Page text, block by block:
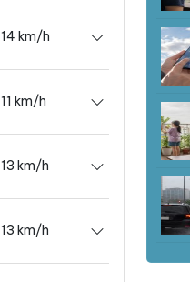
14 km/h
11 km/h
13 km/h
13 km/h